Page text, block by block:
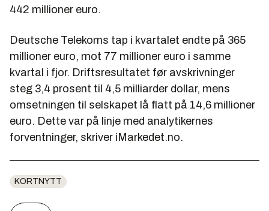
442 millioner euro.
Deutsche Telekoms tap i kvartalet endte på 365
millioner euro, mot 77 millioner euro i samme
kvartal i fjor. Driftsresultatet før avskrivninger
steg 3,4 prosent til 4,5 milliarder dollar, mens
omsetningen til selskapet lå flatt på 14,6 millioner
euro. Dette var på linje med analytikernes
forventninger, skriver iMarkedet.no.
KORTNYTT